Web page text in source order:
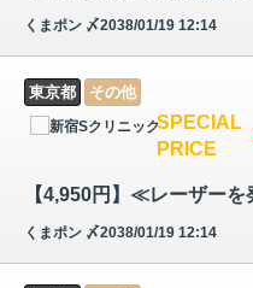
くまポン 〆2038/01/19 12:14
東京都 その他
SPECIAL
PRICE
くまポン 〆2038/01/19 12:14